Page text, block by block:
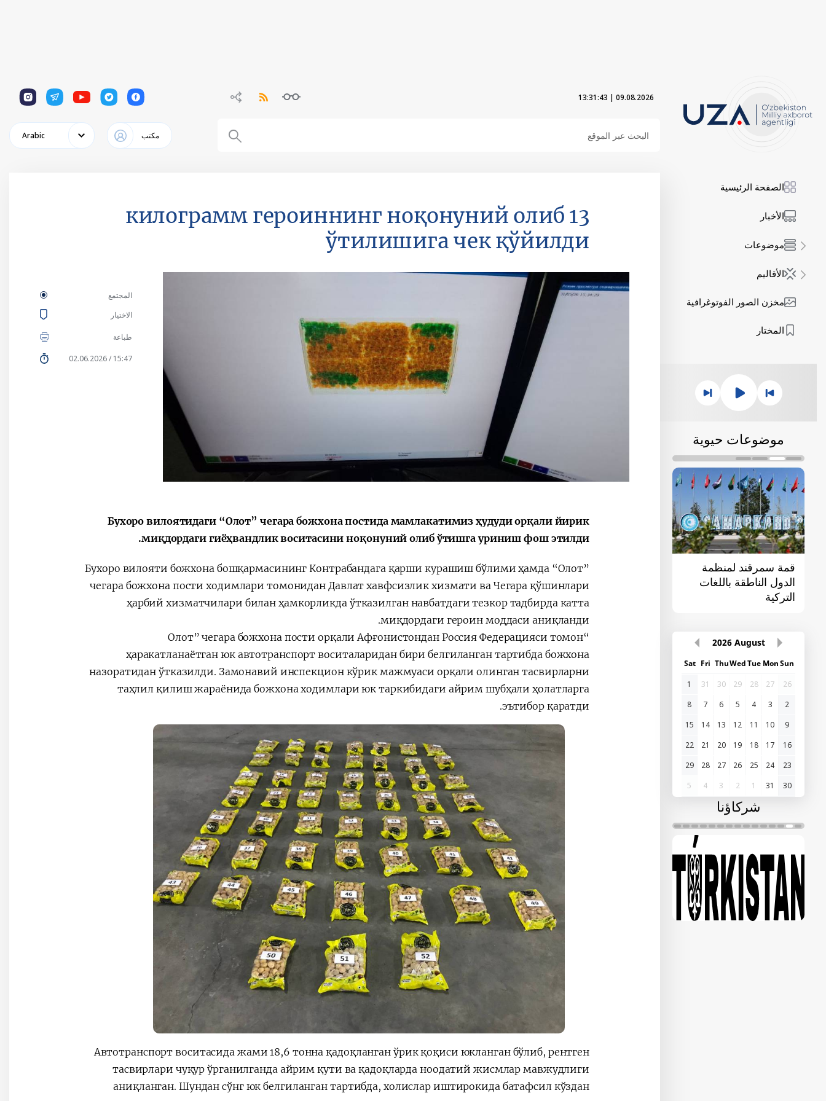
09.08.2026
|
13:31:45
1
1
1
1
1
مكتب Arabic
الصفحة الرئيسية
الأخبار
موضوعات
الأقاليم
مخزن الصور الفوتوغرافية
المختار
موضوعات حيوية
قمة سمرقند لمنظمة
الدول الناطقة باللغات
التركية
القمة الأولى "آسيا
الوسطى - الصين"
الإصلاحات الدستورية
August
2026
Sun
Mon
Tue
Wed
Thu
Fri
Sat
26
27
28
29
30
31
1
2
3
4
5
6
7
8
9
10
11
12
13
14
15
16
17
18
19
20
21
22
23
24
25
26
27
28
29
30
31
1
2
3
4
5
شركاؤنا
13 килограмм героиннинг ноқонуний олиб
ўтилишига чек қўйилди
المجتمع
الاختيار
طباعة
15:47 / 02.06.2026
Бухоро вилоятидаги “Олот” чегара божхона постида мамлакатимиз ҳудуди орқали йирик
миқдордаги гиёҳвандлик воситасини ноқонуний олиб ўтишга уриниш фош этилди.
Бухоро вилояти божхона бошқармасининг Контрабандага қарши курашиш бўлими ҳамда “Олот”
чегара божхона пости ходимлари томонидан Давлат хавфсизлик хизмати ва Чегара қўшинлари
ҳарбий хизматчилари билан ҳамкорликда ўтказилган навбатдаги тезкор тадбирда катта
миқдордаги героин моддаси аниқланди.
“Олот” чегара божхона пости орқали Афғонистондан Россия Федерацияси томон
ҳаракатланаётган юк автотранспорт воситаларидан бири белгиланган тартибда божхона
назоратидан ўтказилди. Замонавий инспекцион кўрик мажмуаси орқали олинган тасвирларни
таҳлил қилиш жараёнида божхона ходимлари юк таркибидаги айрим шубҳали ҳолатларга
эътибор қаратди.
Автотранспорт воситасида жами 18,6 тонна қадоқланган ўрик қоқиси юкланган бўлиб, рентген
тасвирлари чуқур ўрганилганда айрим қути ва қадоқларда ноодатий жисмлар мавжудлиги
аниқланган. Шундан сўнг юк белгиланган тартибда, холислар иштирокида батафсил кўздан